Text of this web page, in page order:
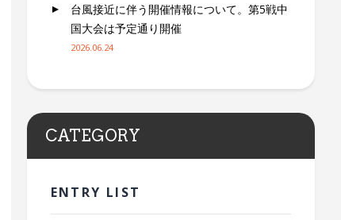
台風接近に伴う開催情報について。第5戦中
国大会は予定通り開催
2026.06.24
CATEGORY
ENTRY LIST